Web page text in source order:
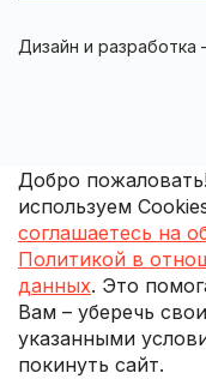
Дизайн и разработка
Добро
используем
соглашаетесь на
Политикой в
данных. Это
Вам – уберечь
указанными
покинуть сайт.